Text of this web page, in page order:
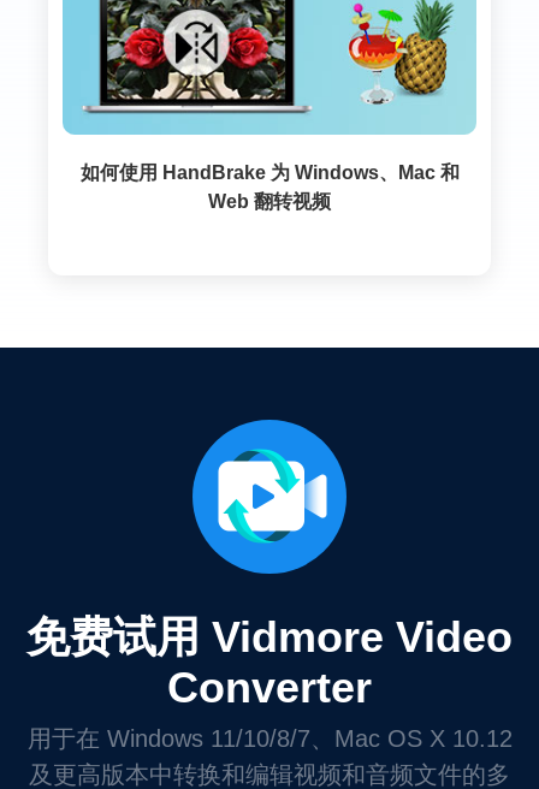
如何使用 HandBrake 为 Windows、Mac 和
Web 翻转视频
免费试用 Vidmore Video
Converter
用于在 Windows 11/10/8/7、Mac OS X 10.12
及更高版本中转换和编辑视频和音频文件的多